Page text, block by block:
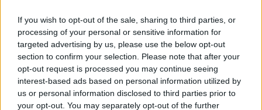
If you wish to opt-out of the sale, sharing to third parties, or
processing of your personal or sensitive information for
targeted advertising by us, please use the below opt-out
section to confirm your selection. Please note that after your
opt-out request is processed you may continue seeing
interest-based ads based on personal information utilized by
us or personal information disclosed to third parties prior to
your opt-out. You may separately opt-out of the further
7 Némítás Válasz
Összecsukás(9 válasz)
↳ Válasz
Versenyeznikénevagymi HITELESÍTETT
@versenyeznikenevagymi2026. 07. 06. 12:07